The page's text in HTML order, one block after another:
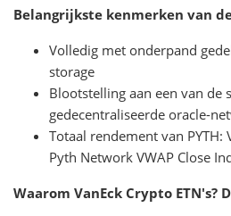
Belangrijkste kenmerken van de
Volledig met onderpand
storage
Blootstelling aan een van de
gedecentraliseerde oracle-
Totaal rendement van
Pyth Network VWAP Close
Waarom VanEck Crypto ETN's?